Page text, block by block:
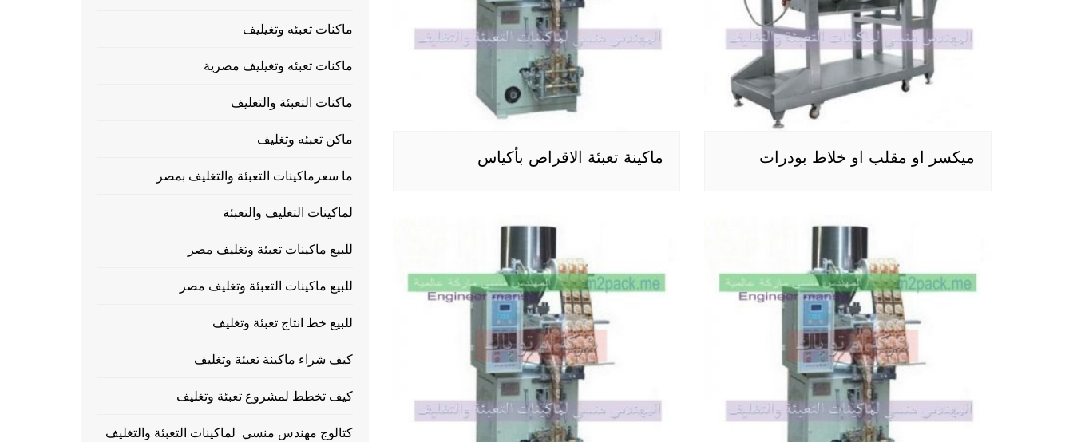
ميكسر او مقلب او خلاط بودرات ماكينة تعبئة الاقراص بأكياس
ماكنات تعبئه وتغيليف
ماكنات تعبئه وتغيليف مصرية
ماكنات التعبئة والتغليف
ماكن تعبئه وتغليف
ما سعرماكينات التعبئة والتغليف بمصر
لماكينات التغليف والتعبئة
للبيع ماكينات تعبئة وتغليف مصر
للبيع ماكينات التعبئة وتغليف مصر
للبيع خط انتاج تعبئة وتغليف
كيف شراء ماكينة تعبئة وتغليف
كيف تخطط لمشروع تعبئة وتغليف
كتالوج مهندس منسي لماكينات التعبئة والتغليف